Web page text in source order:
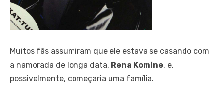
Muitos fãs assumiram que ele estava se casando com
a namorada de longa data, Rena Komine, e,
possivelmente, começaria uma família.